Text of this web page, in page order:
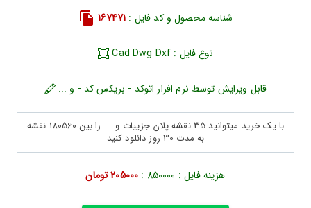
شناسه محصول و کد فایل : 167471
نوع فایل : Cad Dwg Dxf
قابل ویرایش توسط نرم افزار اتوکد - بریکس کد - و ...
با یک خرید میتوانید 35 نقشه پلان جزییات و ... را بین 180560 نقشه
به مدت 30 روز دانلود کنید
هزینه فایل :850000
: 205000 تومان